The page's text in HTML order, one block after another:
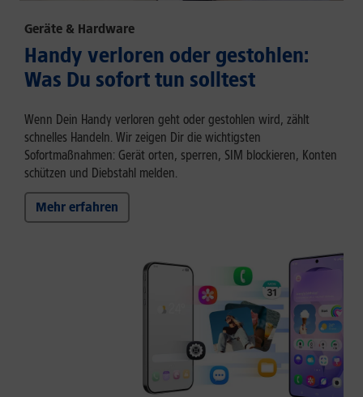
Geräte & Hardware
Handy verloren oder gestohlen:
Was Du sofort tun solltest
Wenn Dein Handy verloren geht oder gestohlen wird, zählt
schnelles Handeln. Wir zeigen Dir die wichtigsten
Sofortmaßnahmen: Gerät orten, sperren, SIM blockieren, Konten
schützen und Diebstahl melden.
Mehr erfahren